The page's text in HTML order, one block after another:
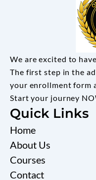
We are excited to
The first step in the
your enrollment form
Start your journey
Quick Links
Home
About Us
Courses
Contact